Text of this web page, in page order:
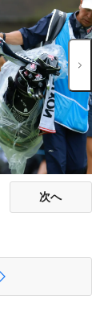
次へ